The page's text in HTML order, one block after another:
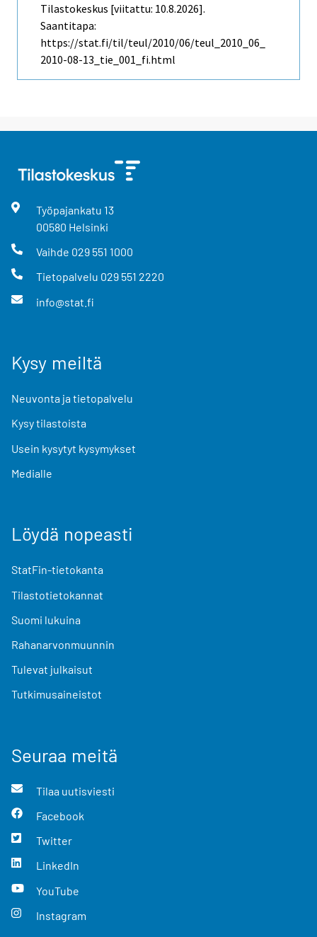
Tilastokeskus [viitattu: 10.8.2026].
Saantitapa:
https://stat.fi/til/teul/2010/06/teul_2010_06_
2010-08-13_tie_001_fi.html
Työpajankatu 13
00580 Helsinki
Vaihde 029 551 1000
Tietopalvelu 029 551 2220
info@stat.fi
Kysy meiltä
Neuvonta ja tietopalvelu
Kysy tilastoista
Usein kysytyt kysymykset
Medialle
Löydä nopeasti
StatFin-tietokanta
Tilastotietokannat
Suomi lukuina
Rahanarvonmuunnin
Tulevat julkaisut
Tutkimusaineistot
Seuraa meitä
Tilaa uutisviesti
Facebook
Twitter
LinkedIn
YouTube
Instagram